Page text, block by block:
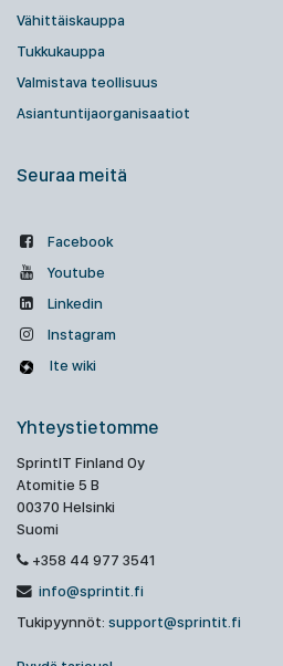
Vähittäiskauppa
Tukkukauppa
Valmistava teollisuus
Asiantuntijaorganisaatiot
Seuraa meitä
Facebook
Youtube
Linkedin
Instagram
Ite wiki
Yhteystietomme
SprintIT Finland Oy
Atomitie 5 B
00370 Helsinki
Suomi
+358 44 977 3541
info@sprintit.fi
Tukipyynnöt: support@sprintit.fi